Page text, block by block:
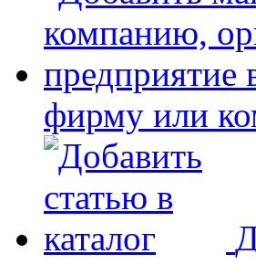
фирму или